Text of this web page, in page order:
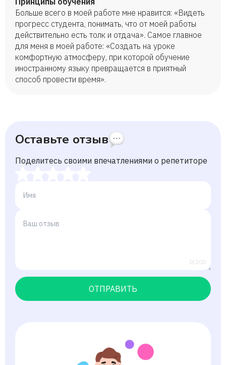
Больше всего в моей работе мне нравится: «Видеть
прогресс студента, понимать, что от моей работы
действительно есть толк и отдача». Самое главное
для меня в моей работе: «Создать на уроке
комфортную атмосферу, при которой обучение
иностранному языку превращается в приятный
способ провести время».
Оставьте отзыв
Поделитесь своими впечатлениями о репетиторе
0/200
ОТПРАВИТЬ